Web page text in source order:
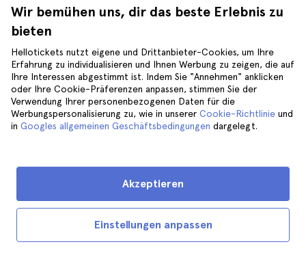
Warum Sie die Uffizien in Florenz
besuchen sollten
Wir bemühen uns, dir das beste Erlebnis zu
bieten
Hellotickets nutzt eigene und Drittanbieter-Cookies, um Ihre
Erfahrung zu individualisieren und Ihnen Werbung zu zeigen, die auf
Ihre Interessen abgestimmt ist. Indem Sie "Annehmen" anklicken
oder Ihre Cookie-Präferenzen anpassen, stimmen Sie der
Verwendung Ihrer personenbezogenen Daten für die
Werbungspersonalisierung zu, wie in unserer Cookie-Richtlinie und
in Googles allgemeinen Geschäftsbedingungen dargelegt.
Einstellungen anpassen
Akzeptieren